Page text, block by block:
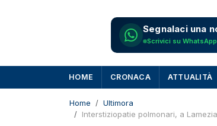
Segnalaci una
Scrivici su WhatsApp
HOME CRONACA ATTUALITÀ
Home
Ultimora
Interstiziopatie polmonari, a